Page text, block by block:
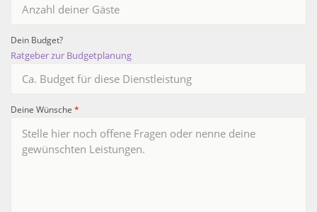
Dein Budget?
Ratgeber zur Budgetplanung
Deine Wünsche *